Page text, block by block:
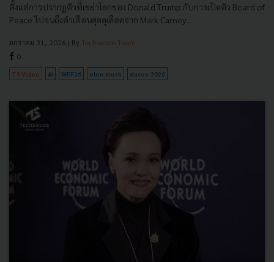
ตั้งแต่การปรากฏตัวที่เขย่าโลกของ Donald Trump กับการเปิดตัว Board of
Peace ไปจนถึงคำเตือนสุดดุเดือดจาก Mark Carney...
มกราคม 31, 2026 | By Techsauce Team
0
TS Video AI WEF26 elon-musk davos-2026